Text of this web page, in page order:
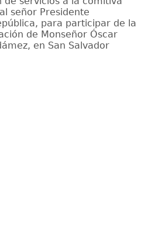
señor Presidente
para participar de la
de Monseñor Óscar
en San Salvador